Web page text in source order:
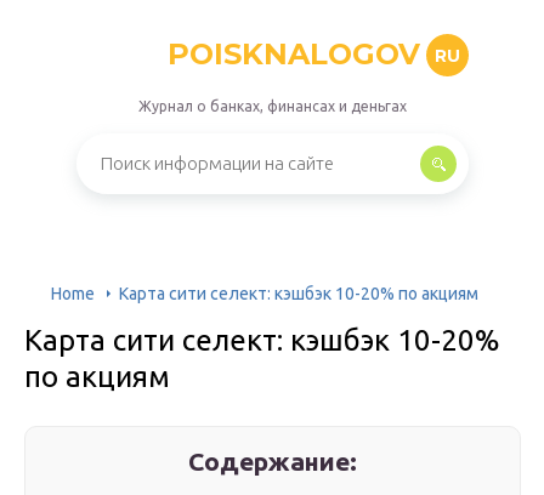
POISKNALOGOV RU
Журнал о банках, финансах и деньгах
Home Карта сити селект: кэшбэк 10-20% по акциям
Карта сити селект: кэшбэк 10-20%
по акциям
Содержание: